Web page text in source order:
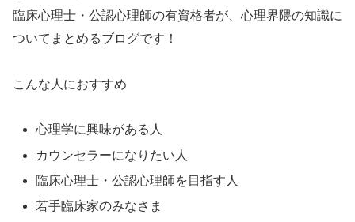
臨床心理士・公認心理師の有資格者が、心理界隈の知識に
ついてまとめるブログです！
こんな人におすすめ
心理学に興味がある人
カウンセラーになりたい人
臨床心理士・公認心理師を目指す人
若手臨床家のみなさま